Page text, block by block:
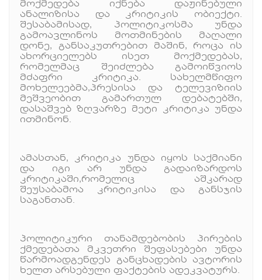
მოქმედება იქნება დაჟინებული
ანალიზისა და კრიტიკის ობიექტი.
შესაბამისად, პოლიტიკოსმა უნდა
გამოავლინოს მოთმინების მაღალი
დონე, განსაკუთრებით მაშინ, როცა ის
ახორციელებს ისეთ მოქმედებას,
რომელმაც შეიძლება გამოიწვიოს
მძაფრი კრიტიკა. სახელმწიფო
მოხელეებმა,პრესისა და ტელევიზიის
მეშვეობით გამართულ დებატებში,
დასაშვებ ზღვარზე მეტი კრიტიკა უნდა
ითმინონ.
ამასთან, კრიტიკა უნდა იყოს საქმიანი
და იგი არ უნდა გადაიზარდოს
კრიტიკაში,რომელიც აშკარად
შეუსაბამოა კრიტიკისა და განსჯის
საგანთან.
პოლიტიკური თანამდებობის პირების
ქმედებათა მკვეთრი შეფასებები უნდა
წარმოადგენდეს განცხადების ავტორის
ხელთ არსებული ფაქტების ადეკვატურს.